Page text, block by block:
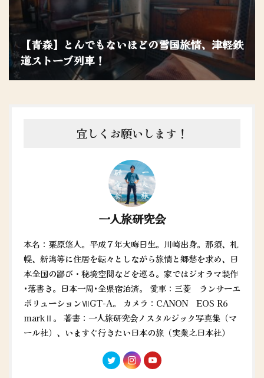
【青森】とんでもないほどの雪国旅情、津軽鉄
道ストーブ列車！
宜しくお願いします！
一人旅研究会
本名：栗原悠人。平成７年大晦日生。川崎出身。那須、札
幌、新潟等に住居を転々としながら旅情と郷愁を求め、日
本全国の鄙び・秘境空間などを巡る。家ではジオラマ製作
•落書き。日本一周•全県宿泊済。 愛車：三菱 ランサーエ
ボリューションⅦGT-A。 カメラ：CANON EOS R6
markⅡ。 著書：一人旅研究会ノスタルジック写真集（マ
ール社）、いますぐ行きたい日本の旅（実業之日本社）